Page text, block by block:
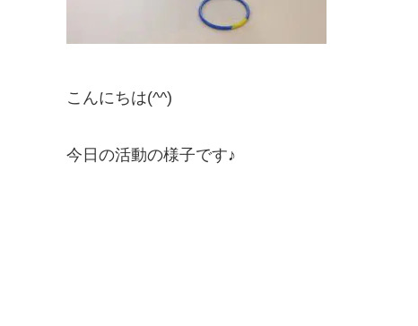
こんにちは(^^)
今日の活動の様子です♪